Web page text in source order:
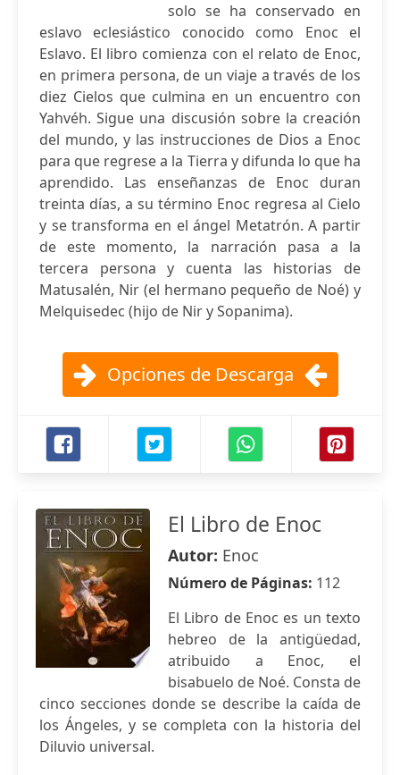
solo se ha conservado en
eslavo eclesiástico conocido como Enoc el
Eslavo. El libro comienza con el relato de Enoc,
en primera persona, de un viaje a través de los
diez Cielos que culmina en un encuentro con
Yahvéh. Sigue una discusión sobre la creación
del mundo, y las instrucciones de Dios a Enoc
para que regrese a la Tierra y difunda lo que ha
aprendido. Las enseñanzas de Enoc duran
treinta días, a su término Enoc regresa al Cielo
y se transforma en el ángel Metatrón. A partir
de este momento, la narración pasa a la
tercera persona y cuenta las historias de
Matusalén, Nir (el hermano pequeño de Noé) y
Melquisedec (hijo de Nir y Sopanima).
Opciones de Descarga
El Libro de Enoc
Autor: Enoc
Número de Páginas: 112
El Libro de Enoc es un texto
hebreo de la antigüedad,
atribuido a Enoc, el
bisabuelo de Noé. Consta de
cinco secciones donde se describe la caída de
los Ángeles, y se completa con la historia del
Diluvio universal.